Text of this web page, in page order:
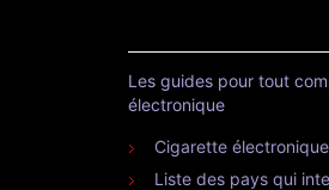
Les guides pour tout
électronique
Cigarette
Liste des pays qui